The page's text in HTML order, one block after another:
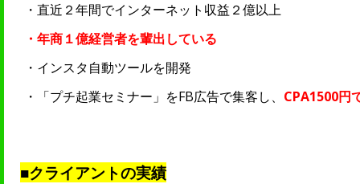
・直近２年間でインターネット収益２億以上
・年商１億経営者を輩出している
・インスタ自動ツールを開発
・「プチ起業セミナー」をFB広告で集客し、 CPA1500円
■クライアントの実績